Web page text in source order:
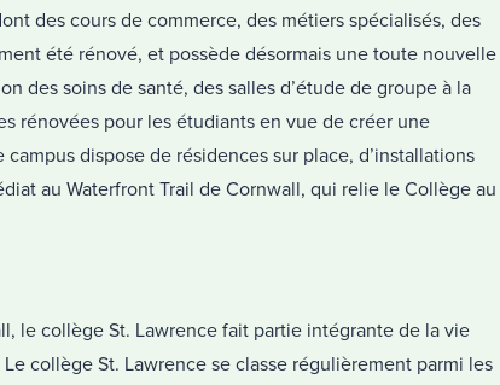
des cours de commerce, des métiers spécialisés, des
été rénové, et possède désormais une toute nouvelle
des soins de santé, des salles d’étude de groupe à la
rénovées pour les étudiants en vue de créer une
dispose de résidences sur place, d’installations
au Waterfront Trail de Cornwall, qui relie le Collège au
le collège St. Lawrence fait partie intégrante de la vie
collège St. Lawrence se classe régulièrement parmi les